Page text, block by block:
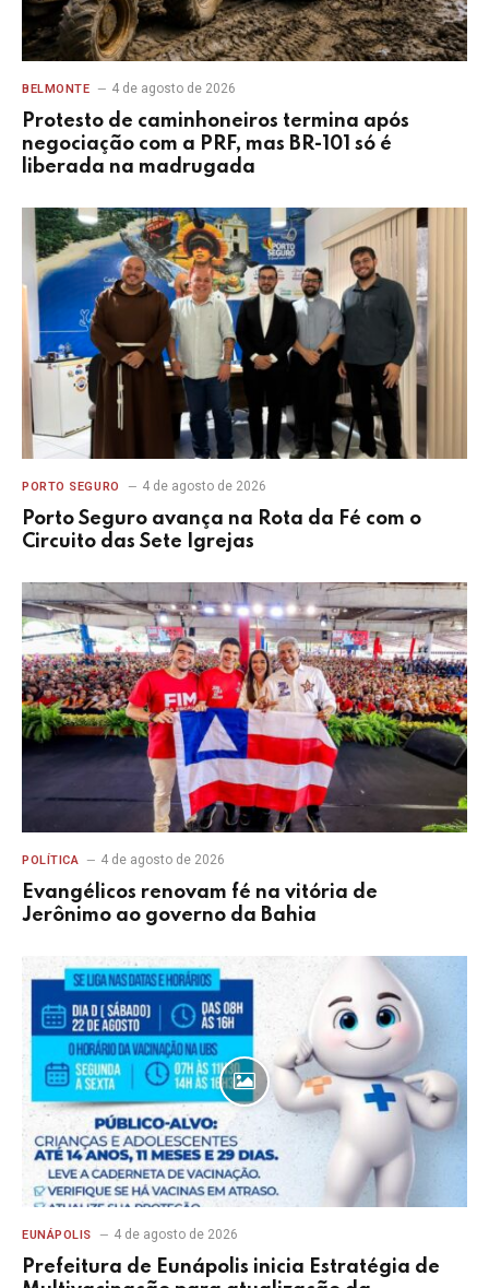
BELMONTE 4 de agosto de 2026
Protesto de caminhoneiros termina após
negociação com a PRF, mas BR-101 só é
liberada na madrugada
PORTO SEGURO 4 de agosto de 2026
Porto Seguro avança na Rota da Fé com o
Circuito das Sete Igrejas
POLÍTICA 4 de agosto de 2026
Evangélicos renovam fé na vitória de
Jerônimo ao governo da Bahia
EUNÁPOLIS 4 de agosto de 2026
Prefeitura de Eunápolis inicia Estratégia de